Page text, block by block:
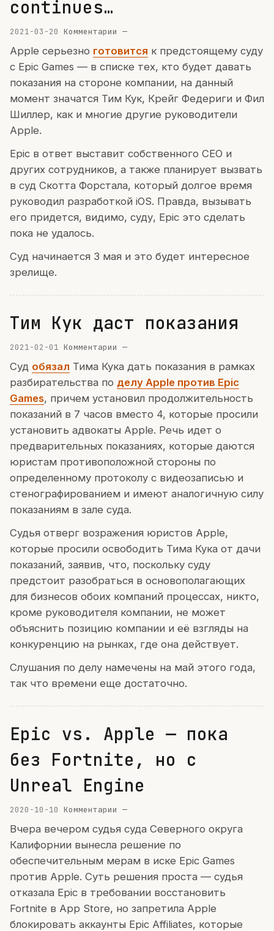
continues…
2021-03-20 Комментарии —
Apple серьезно готовится к предстоящему суду
с Epic Games — в списке тех, кто будет давать
показания на стороне компании, на данный
момент значатся Тим Кук, Крейг Федериги и Фил
Шиллер, как и многие другие руководители
Apple.
Epic в ответ выставит собственного CEO и
других сотрудников, а также планирует вызвать
в суд Скотта Форстала, который долгое время
руководил разработкой iOS. Правда, вызывать
его придется, видимо, суду, Epic это сделать
пока не удалось.
Суд начинается 3 мая и это будет интересное
зрелище.
Тим Кук даст показания
2021-02-01 Комментарии —
Суд обязал Тима Кука дать показания в рамках
разбирательства по делу Apple против Epic
Games, причем установил продолжительность
показаний в 7 часов вместо 4, которые просили
установить адвокаты Apple. Речь идет о
предварительных показаниях, которые даются
юристам противоположной стороны по
определенному протоколу с видеозаписью и
стенографированием и имеют аналогичную силу
показаниям в зале суда.
Судья отверг возражения юристов Apple,
которые просили освободить Тима Кука от дачи
показаний, заявив, что, поскольку суду
предстоит разобраться в основополагающих
для бизнесов обоих компаний процессах, никто,
кроме руководителя компании, не может
объяснить позицию компании и её взгляды на
конкуренцию на рынках, где она действует.
Слушания по делу намечены на май этого года,
так что времени еще достаточно.
Epic vs. Apple — пока
без Fortnite, но с
Unreal Engine
2020-10-10 Комментарии —
Вчера вечером судья суда Северного округа
Калифорнии вынесла решение по
обеспечительным мерам в иске Epic Games
против Apple. Суть решения проста — судья
отказала Epic в требовании восстановить
Fortnite в App Store, но запретила Apple
блокировать аккаунты Epic Affiliates, которые